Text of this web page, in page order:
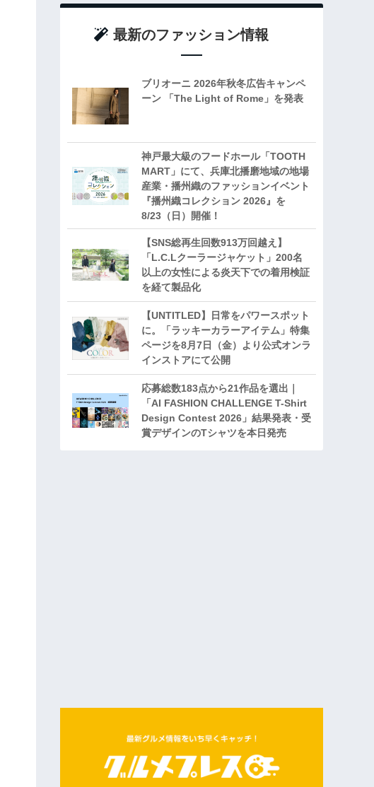
最新のファッション情報
ブリオーニ 2026年秋冬広告キャンペ
ーン 「The Light of Rome」を発表
神戸最大級のフードホール「TOOTH
MART」にて、兵庫北播磨地域の地場
産業・播州織のファッションイベント
『播州織コレクション 2026』を
8/23（日）開催！
【SNS総再生回数913万回越え】
「L.C.Lクーラージャケット」200名
以上の女性による炎天下での着用検証
を経て製品化
【UNTITLED】日常をパワースポット
に。「ラッキーカラーアイテム」特集
ページを8月7日（金）より公式オンラ
インストアにて公開
応募総数183点から21作品を選出｜
「AI FASHION CHALLENGE T-Shirt
Design Contest 2026」結果発表・受
賞デザインのTシャツを本日発売